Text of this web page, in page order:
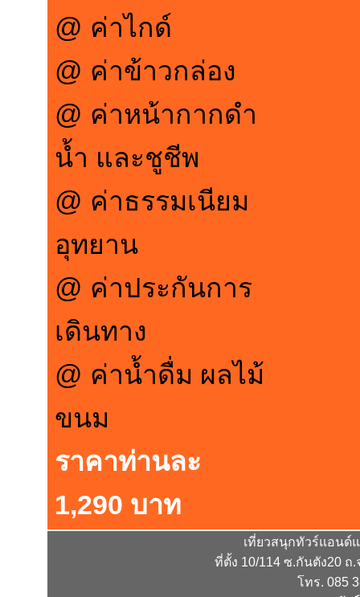
@ ค่าไกด์
@ ค่าข้าวกล่อง
@ ค่าหน้ากากดำ
น้ำ และชูชีพ
@ ค่าธรรมเนียม
อุทยาน
@ ค่าประกันการ
เดินทาง
@ ค่าน้ำดื่ม ผลไม้
ขนม
ราคาท่านละ
1,290 บาท
เที่ยวสนุกทัวร์แอนด์
ที่ตั้ง 10/114 ซ.กันตัง20 ถ.
โทร. 085